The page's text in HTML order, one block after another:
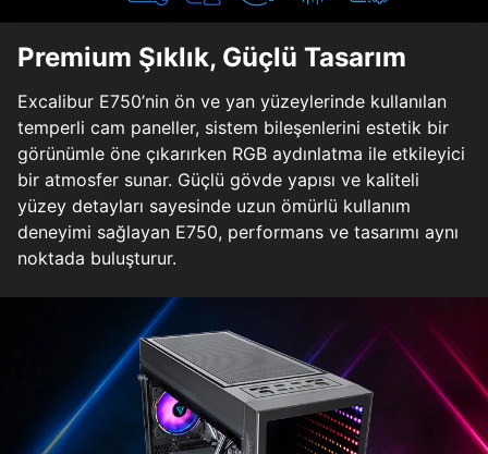
Premium Şıklık, Güçlü Tasarım
Excalibur E750’nin ön ve yan yüzeylerinde kullanılan
temperli cam paneller, sistem bileşenlerini estetik bir
görünümle öne çıkarırken RGB aydınlatma ile etkileyici
bir atmosfer sunar. Güçlü gövde yapısı ve kaliteli
yüzey detayları sayesinde uzun ömürlü kullanım
deneyimi sağlayan E750, performans ve tasarımı aynı
noktada buluşturur.